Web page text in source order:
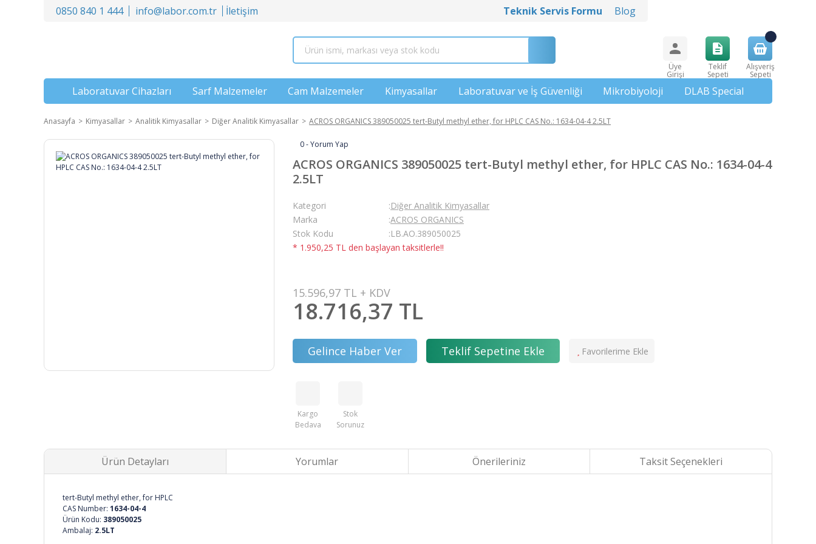
0850 840 1 444 info@labor.com.tr İletişim Teknik Servis Formu Blog
Üye
Girişi
Teklif
Sepeti
Alışveriş
Sepeti
Laboratuvar Cihazları Sarf Malzemeler Cam Malzemeler Kimyasallar Laboratuvar ve İş Güvenliği Mikrobiyoloji DLAB Special
Anasayfa Kimyasallar Analitik Kimyasallar Diğer Analitik Kimyasallar ACROS ORGANICS 389050025 tert-Butyl methyl ether, for HPLC CAS No.: 1634-04-4 2.5LT
0 - Yorum Yap
ACROS ORGANICS 389050025 tert-Butyl methyl ether, for HPLC CAS No.: 1634-04-4
2.5LT
Kategori
Diğer Analitik Kimyasallar
Marka
ACROS ORGANICS
Stok Kodu
LB.AO.389050025
* 1.950,25 TL den başlayan taksitlerle!!
15.596,97 TL + KDV
18.716,37 TL
Gelince Haber Ver Teklif Sepetine Ekle
Kargo
Bedava
Stok
Sorunuz
Ürün Detayları Yorumlar Önerileriniz Taksit Seçenekleri
tert-Butyl methyl ether, for HPLC
CAS Number: 1634-04-4
Ürün Kodu: 389050025
Ambalaj: 2.5LT